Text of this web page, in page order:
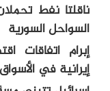
السواحل السورية
إبرام اتفاقات
إيرانية في